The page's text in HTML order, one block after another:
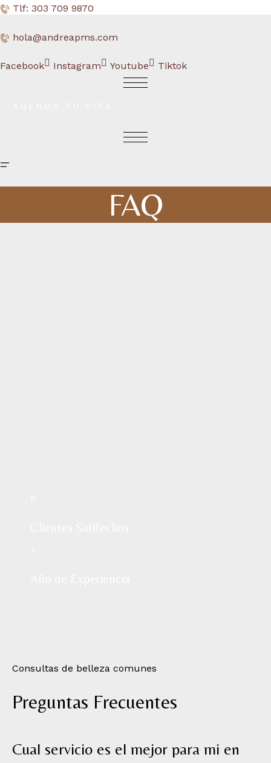
saltar
contenido
Tlf: 303 709 9870
hola@andreapms.com
Facebook Instagram Youtube Tiktok
FAQ
Consultas de belleza comunes
Preguntas Frecuentes
Cual servicio es el mejor para mi en